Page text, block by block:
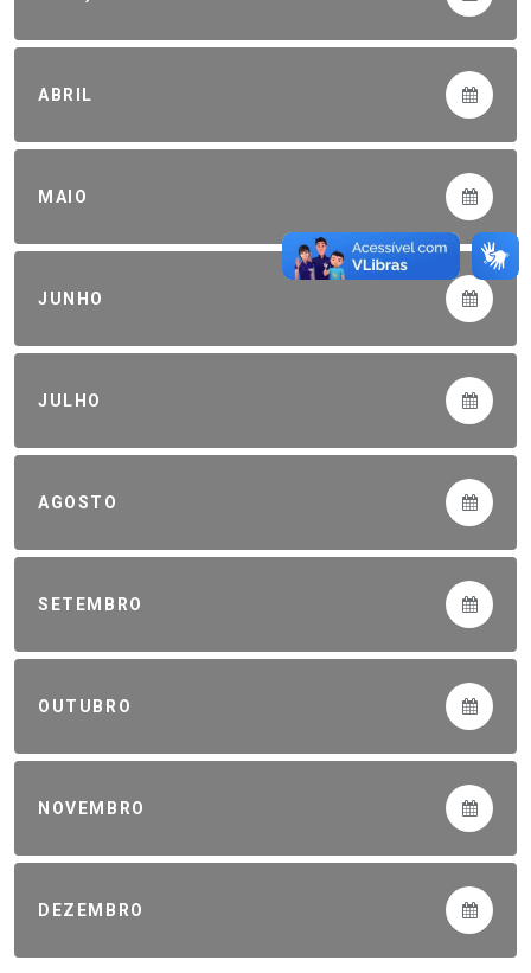
ABRIL
MAIO
JUNHO
JULHO
AGOSTO
SETEMBRO
OUTUBRO
NOVEMBRO
DEZEMBRO